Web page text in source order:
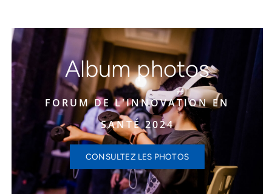
Album photos
FORUM DE L'INNOVATION EN
SANTÉ 2024
CONSULTEZ LES PHOTOS